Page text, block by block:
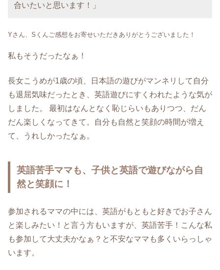
合いたいと思います！」
Yさん、Sくんご感想をお寄せいただきありがとうございました！
私もそうだったなぁ！
長女こうめが1歳の頃、日本語の遊びがマンネリして自分
も退屈気味だったとき、英語遊びにすくわれたような気が
しました。 最初はなんとなく恥じらいもありつつ、だん
だん楽しくなってきて。自分も自然と笑顔の時間が増え
て、うれしかったなぁ。
英語苦手ママも、子供と英語で遊びながら自
然と笑顔に！
参加されるママの中には、英語がもともと好きでお子さん
と楽しみたい！と言う方もいますが、英語苦手！こんな私
も参加して大丈夫かなぁ？と不安なママも多くいらっしゃ
います。